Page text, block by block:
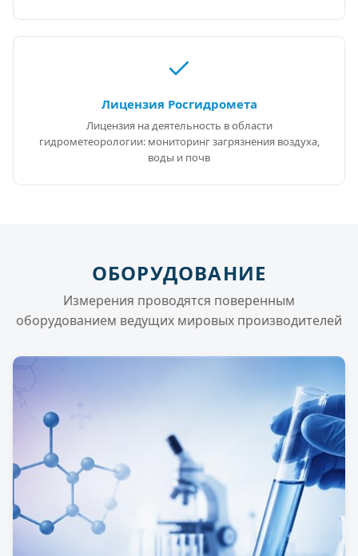
Лицензия Росгидромета
Лицензия на деятельность в области
гидрометеорологии: мониторинг загрязнения воздуха,
воды и почв
ОБОРУДОВАНИЕ
Измерения проводятся поверенным
оборудованием ведущих мировых производителей